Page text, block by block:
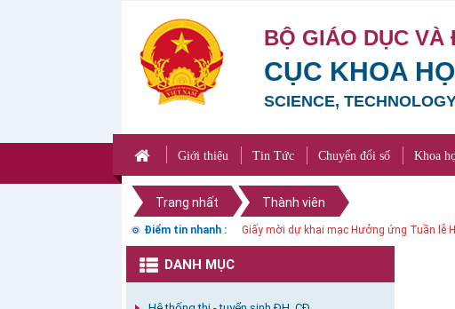
BỘ GIÁO DỤC VÀ
CỤC KHOA
SCIENCE,
Giới thiệu Tin Tức Chuyển đổi số Khoa
Trang nhất Thành viên
Điểm tin nhanh : Giấy mời hội nghị Hiệu trưởng 3 cấp học
DANH MỤC